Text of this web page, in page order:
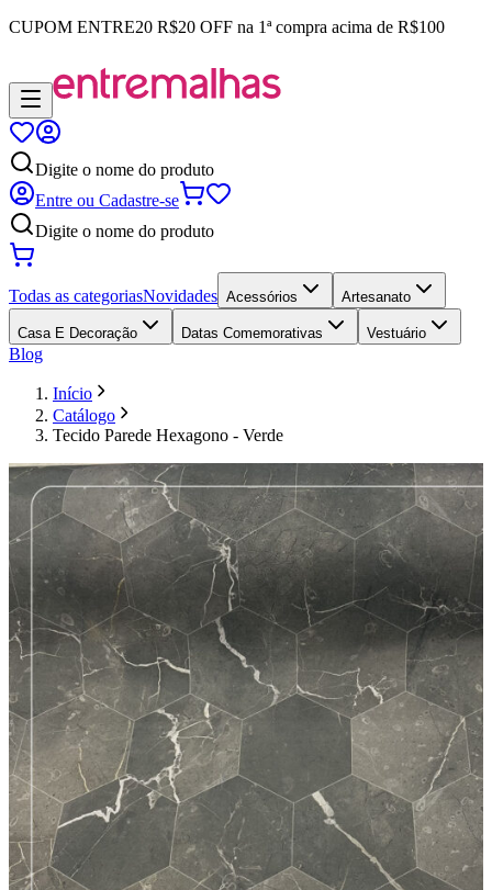
CUPOM ENTRE20 R$20 OFF na 1ª compra acima de R$100
Digite o nome do produto
Entre ou Cadastre-se
Digite o nome do produto
Todas as categoriasNovidades Acessórios Artesanato
Casa E Decoração Datas Comemorativas Vestuário
Blog
Início
Catálogo
Tecido Parede Hexagono - Verde